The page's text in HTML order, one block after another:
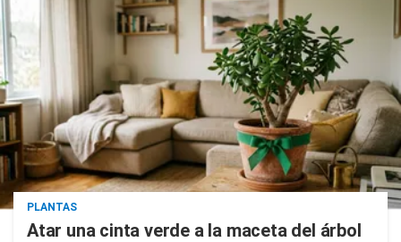
PLANTAS
Atar una cinta verde a la maceta del árbol